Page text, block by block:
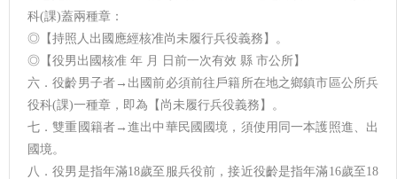
科(課)蓋兩種章：
◎【持照人出國應經核准尚未履行兵役義務】。
◎【役男出國核准 年 月 日前一次有效 縣 市公所】
六．役齡男子者→出國前必須前往戶籍所在地之鄉鎮市區公所兵
役科(課)一種章，即為【尚未履行兵役義務】。
七．雙重國籍者→進出中華民國國境，須使用同一本護照進、出
國境。
八．役男是指年滿18歲至服兵役前，接近役齡是指年滿16歲至18